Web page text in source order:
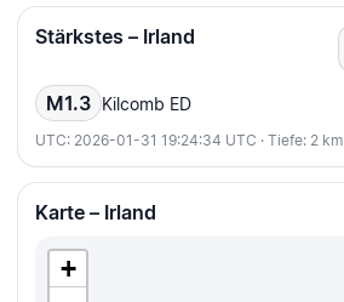
Stärkstes – Irland
M1.3 Kilcomb ED
UTC: 2026-01-31 19:24:34 UTC · Tiefe: 2 km
Karte – Irland
+